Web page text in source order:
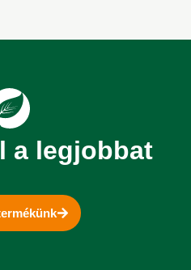
a legjobbat